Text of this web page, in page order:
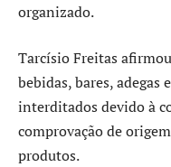
organizado.
Tarcísio Freitas
bebidas, bares,
interditados devido à
comprovação de
produtos.